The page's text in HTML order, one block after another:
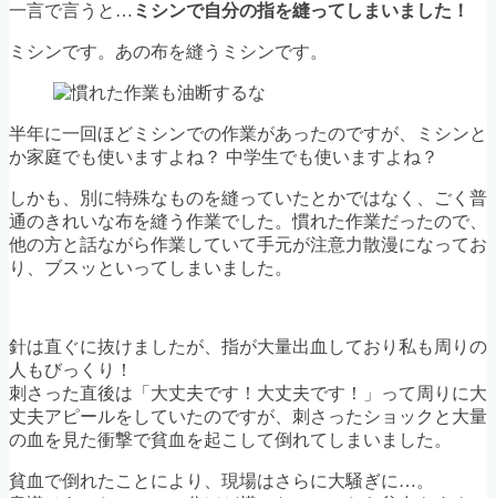
一言で言うと… ミシンで自分の指を縫ってしまいました！
ミシンです。あの布を縫うミシンです。
半年に一回ほどミシンでの作業があったのですが、ミシンと
か家庭でも使いますよね？ 中学生でも使いますよね？
しかも、別に特殊なものを縫っていたとかではなく、ごく普
通のきれいな布を縫う作業でした。慣れた作業だったので、
他の方と話ながら作業していて手元が注意力散漫になってお
り、ブスッといってしまいました。
針は直ぐに抜けましたが、指が大量出血しており私も周りの
人もびっくり！
刺さった直後は「大丈夫です！大丈夫です！」って周りに大
丈夫アピールをしていたのですが、刺さったショックと大量
の血を見た衝撃で貧血を起こして倒れてしまいました。
貧血で倒れたことにより、現場はさらに大騒ぎに…。